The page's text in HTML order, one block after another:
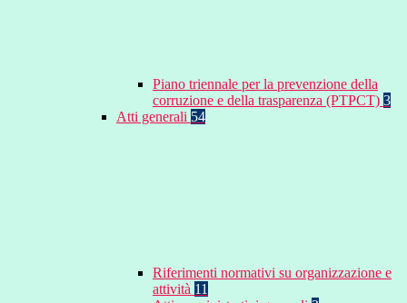
Piano triennale per la prevenzione della
corruzione e della trasparenza (PTPCT) 3
Atti generali 54
Riferimenti normativi su organizzazione e
attività 11